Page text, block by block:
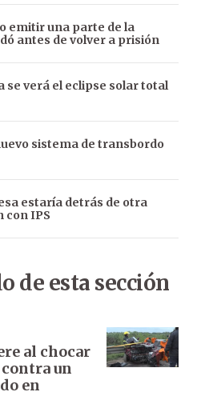
emitir una parte de la
antes de volver a prisión
se verá el eclipse solar total
sistema de transbordo
estaría detrás de otra
con IPS
de esta sección
al chocar
un
en